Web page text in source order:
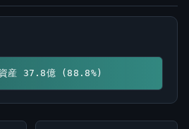
産 37.8億 (88.8%)